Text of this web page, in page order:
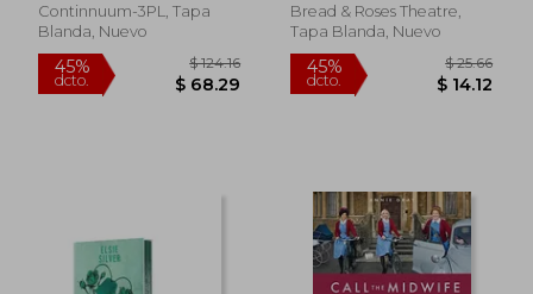
Continnuum-3PL, Tapa
Blanda, Nuevo
Bread & Roses Theatre,
Tapa Blanda, Nuevo